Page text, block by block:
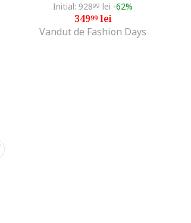
Initial: 92899 lei -62%
34999lei
Vandut de Fashion Days